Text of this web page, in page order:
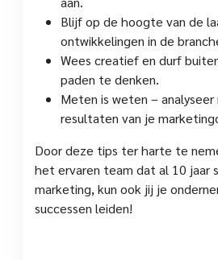
Blijf op de hoogte van de
ontwikkelingen in de
Wees creatief en durf
paden te denken.
Meten is weten –
resultaten van je
Door deze tips ter harte te
het ervaren team dat al 10 jaar
marketing, kun ook jij je
successen leiden!